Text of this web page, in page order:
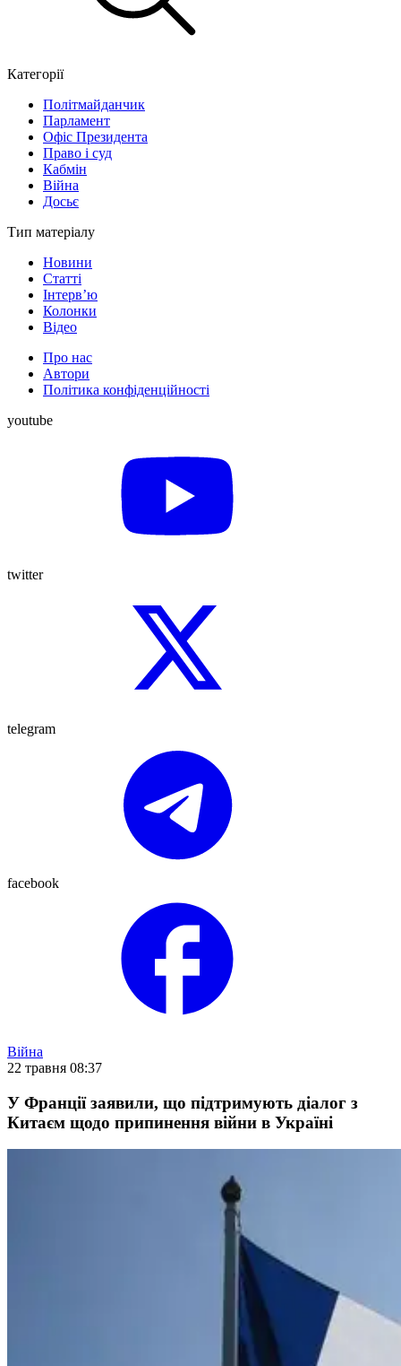
Категорії
Політмайданчик
Парламент
Офіс Президента
Право і суд
Кабмін
Війна
Досьє
Тип матеріалу
Новини
Статті
Інтерв’ю
Колонки
Відео
Про нас
Автори
Політика конфіденційності
youtube
twitter
telegram
facebook
Війна
22 травня 08:37
У Франції заявили, що підтримують діалог з
Китаєм щодо припинення війни в Україні